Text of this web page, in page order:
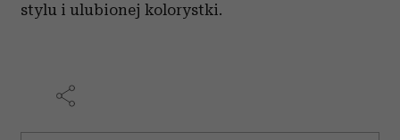
stylu i ulubionej kolorystki.